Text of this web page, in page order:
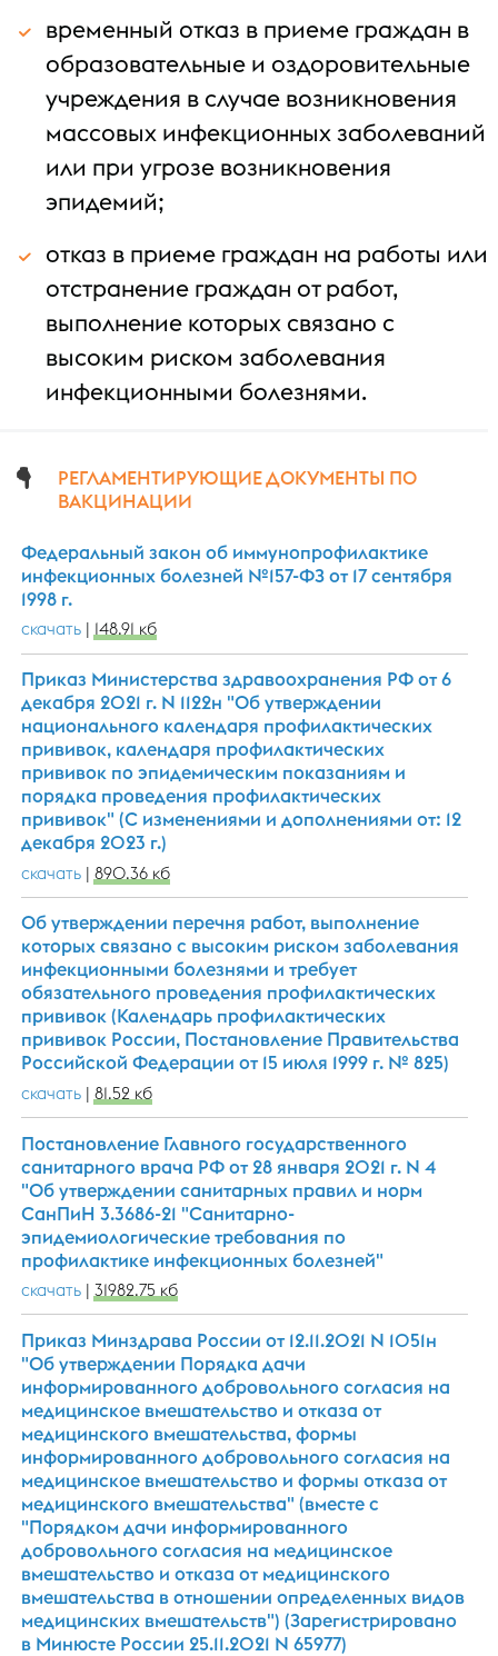
временный отказ в приеме граждан в
образовательные и оздоровительные
учреждения в случае возникновения
массовых инфекционных заболеваний
или при угрозе возникновения
эпидемий;
отказ в приеме граждан на работы или
отстранение граждан от работ,
выполнение которых связано с
высоким риском заболевания
инфекционными болезнями.
РЕГЛАМЕНТИРУЮЩИЕ ДОКУМЕНТЫ ПО
ВАКЦИНАЦИИ
Федеральный закон об иммунопрофилактике
инфекционных болезней №157-ФЗ от 17 сентября
1998 г.
скачать| 148.91 кб
Приказ Министерства здравоохранения РФ от 6
декабря 2021 г. N 1122н "Об утверждении
национального календаря профилактических
прививок, календаря профилактических
прививок по эпидемическим показаниям и
порядка проведения профилактических
прививок" (С изменениями и дополнениями от: 12
декабря 2023 г.)
скачать| 890.36 кб
Об утверждении перечня работ, выполнение
которых связано с высоким риском заболевания
инфекционными болезнями и требует
обязательного проведения профилактических
прививок (Календарь профилактических
прививок России, Постановление Правительства
Российской Федерации от 15 июля 1999 г. № 825)
скачать| 81.52 кб
Постановление Главного государственного
санитарного врача РФ от 28 января 2021 г. N 4
"Об утверждении санитарных правил и норм
СанПиН 3.3686-21 "Санитарно-
эпидемиологические требования по
профилактике инфекционных болезней"
скачать| 31982.75 кб
Приказ Минздрава России от 12.11.2021 N 1051н
"Об утверждении Порядка дачи
информированного добровольного согласия на
медицинское вмешательство и отказа от
медицинского вмешательства, формы
информированного добровольного согласия на
медицинское вмешательство и формы отказа от
медицинского вмешательства" (вместе с
"Порядком дачи информированного
добровольного согласия на медицинское
вмешательство и отказа от медицинского
вмешательства в отношении определенных видов
медицинских вмешательств") (Зарегистрировано
в Минюсте России 25.11.2021 N 65977)